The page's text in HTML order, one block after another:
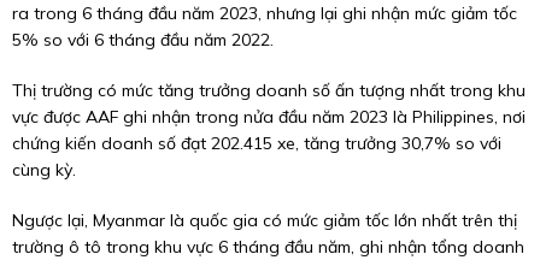
ra trong 6 tháng đầu năm 2023, nhưng lại ghi nhận mức giảm tốc
5% so với 6 tháng đầu năm 2022.
Thị trường có mức tăng trưởng doanh số ấn tượng nhất trong khu
vực được AAF ghi nhận trong nửa đầu năm 2023 là Philippines, nơi
chứng kiến doanh số đạt 202.415 xe, tăng trưởng 30,7% so với
cùng kỳ.
Ngược lại, Myanmar là quốc gia có mức giảm tốc lớn nhất trên thị
trường ô tô trong khu vực 6 tháng đầu năm, ghi nhận tổng doanh